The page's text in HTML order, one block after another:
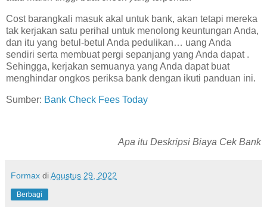
Cost barangkali masuk akal untuk bank, akan tetapi mereka
tak kerjakan satu perihal untuk menolong keuntungan Anda,
dan itu yang betul-betul Anda pedulikan… uang Anda
sendiri serta membuat pergi sepanjang yang Anda dapat .
Sehingga, kerjakan semuanya yang Anda dapat buat
menghindar ongkos periksa bank dengan ikuti panduan ini.
Sumber: Bank Check Fees Today
Apa itu Deskripsi Biaya Cek Bank
Formax diAgustus 29, 2022
Berbagi